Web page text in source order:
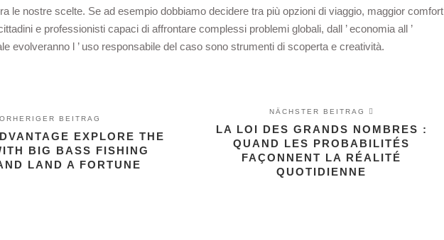
le nostre scelte. Se ad esempio dobbiamo decidere tra più opzioni di viaggio, maggior comfort
e professionisti capaci di affrontare complessi problemi globali, dall ’ economia all ’
evolveranno l ’ uso responsabile del caso sono strumenti di scoperta e creatività.
BEITRAG
EXPLORE THE
BIG BASS FISHING
LAND A FORTUNE
NÄCHSTER BEITRAG
LA LOI DES GRANDS NOMBRES :
QUAND LES PROBABILITÉS
FAÇONNENT LA RÉALITÉ
QUOTIDIENNE